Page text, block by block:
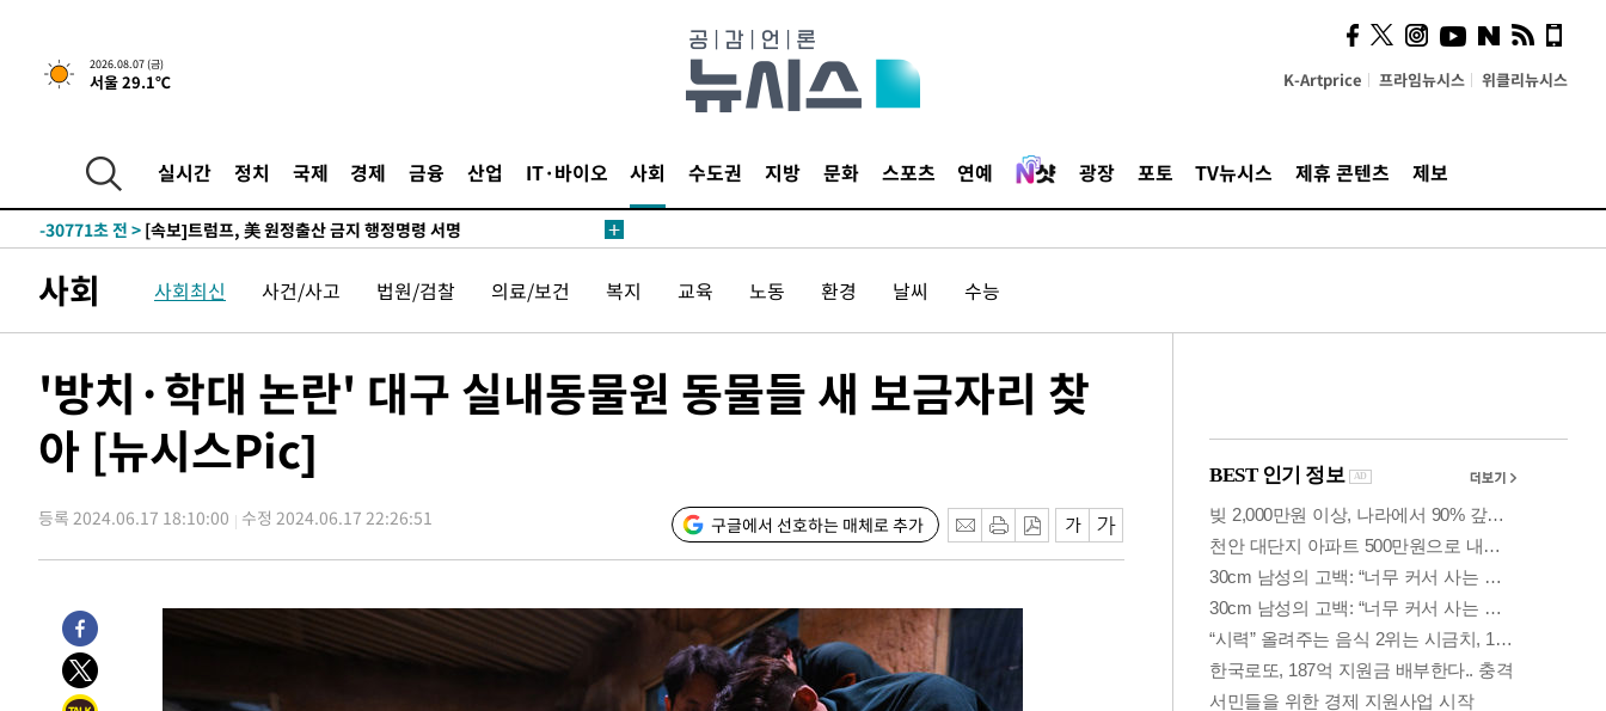
2026.08.07 (금)
서울 29.1℃ K-Artprice 프라임뉴시스 위클리뉴시스
실시간 정치 국제 경제 금융 산업 IT·바이오 사회 수도권 지방 문화 스포츠 연예 광장 포토 TV뉴시스 제휴 콘텐츠 제보
-28491초 전 >
[속보] 뉴욕증시, 일제 하락 마감…나스닥 0.06%↓
-30771초 전 >[속보]트럼프, 美 원정출산 금지 행정명령 서명
-28471초 전 >[속보] 뉴욕증시, 일제 하락 마감…나스닥 0.06%↓
-30791초 전 >
[속보]트럼프, 美 원정출산 금지 행정명령 서명
-28491초 전 >
사회 사회최신 사건/사고 법원/검찰 의료/보건 복지 교육 노동 환경 날씨 수능
'방치·학대 논란' 대구 실내동물원 동물들 새 보금자리 찾
아 [뉴시스Pic]
등록 2024.06.17 18:10:00 수정 2024.06.17 22:26:51 구글에서 선호하는 매체로 추가
의견, 국토부·LH에 충실히
전달할 것"